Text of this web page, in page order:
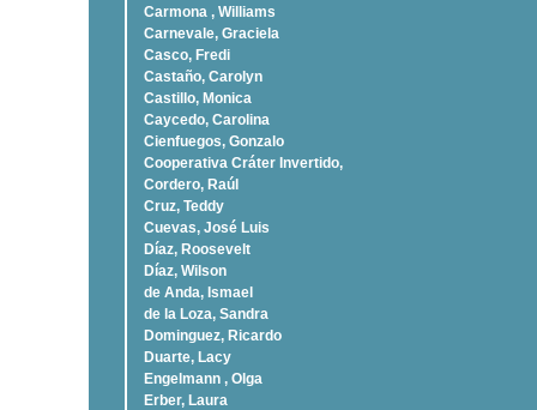
Carmona , Williams
Carnevale, Graciela
Casco, Fredi
Castaño, Carolyn
Castillo, Monica
Caycedo, Carolina
Cienfuegos, Gonzalo
Cooperativa Cráter Invertido,
Cordero, Raúl
Cruz, Teddy
Cuevas, José Luis
Díaz, Roosevelt
Dí­az, Wilson
de Anda, Ismael
de la Loza, Sandra
Dominguez, Ricardo
Duarte, Lacy
Engelmann , Olga
Erber, Laura